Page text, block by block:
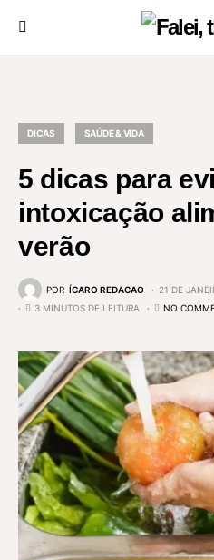
DICAS SAÚDE & VIDA
5 dicas para
intoxicação
verão
POR ÍCARO REDACAO
21 DE
3 MINUTOS DE LEITURA
NO